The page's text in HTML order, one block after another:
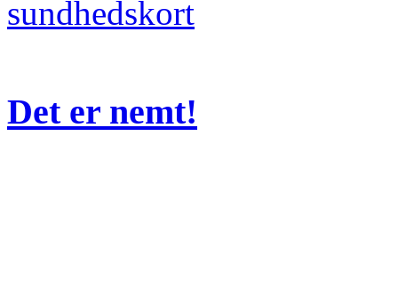
Det er nemt!